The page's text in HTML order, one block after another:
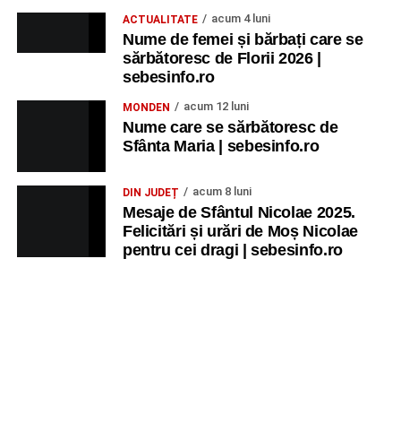
ACTUALITATE acum 4 luni
Nume de femei și bărbați care se
sărbătoresc de Florii 2026 |
sebesinfo.ro
MONDEN acum 12 luni
Nume care se sărbătoresc de
Sfânta Maria | sebesinfo.ro
DIN JUDEȚ acum 8 luni
Mesaje de Sfântul Nicolae 2025.
Felicitări și urări de Moș Nicolae
pentru cei dragi | sebesinfo.ro